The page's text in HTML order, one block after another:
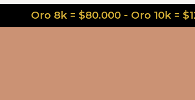
Oro 8k = $80.000 - Oro 10k =